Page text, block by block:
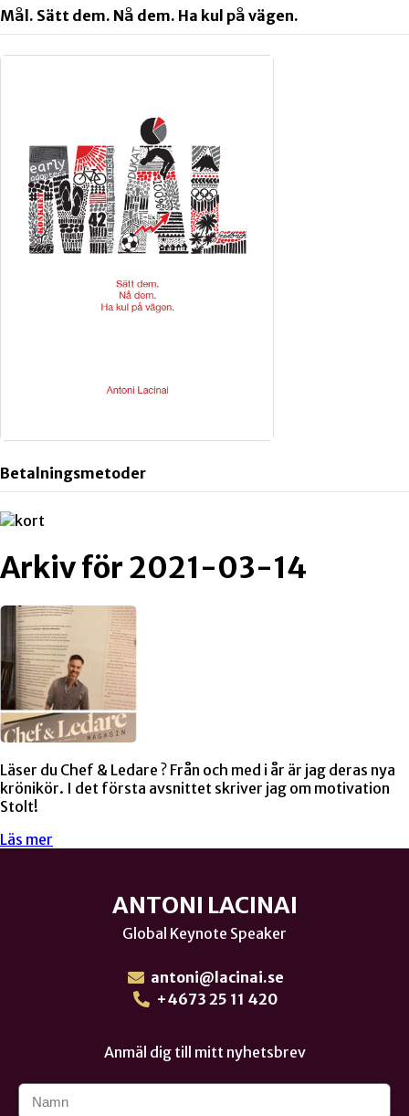
Mål. Sätt dem. Nå dem. Ha kul på vägen.
Betalningsmetoder
Arkiv för 2021-03-14
Läser du Chef & Ledare ? Från och med i år är jag deras nya
krönikör. I det första avsnittet skriver jag om motivation
Stolt!
Läs mer
ANTONI LACINAI
Global Keynote Speaker
antoni@lacinai.se
+4673 25 11 420
Anmäl dig till mitt nyhetsbrev